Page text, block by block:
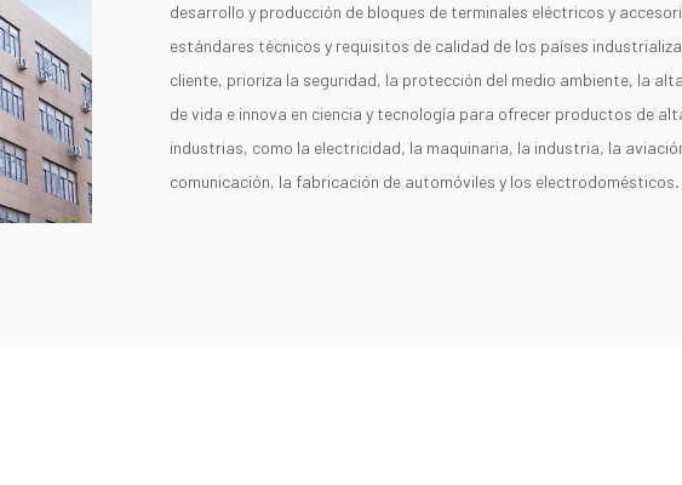
desarrollo y producción de bloques de terminales eléctricos y
estándares técnicos y requisitos de calidad de los países
cliente, prioriza la seguridad, la protección del medio ambiente, la
de vida e innova en ciencia y tecnología para ofrecer productos de
industrias, como la electricidad, la maquinaria, la industria, la
comunicación, la fabricación de automóviles y los electrodomésticos.